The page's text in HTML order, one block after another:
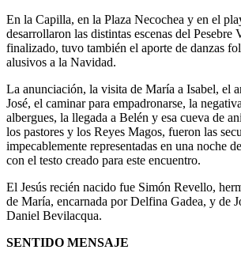
En la Capilla, en la Plaza Necochea y en el
desarrollaron las distintas escenas del Pesebre
finalizado, tuvo también el aporte de danzas
alusivos a la Navidad.
La anunciación, la visita de María a Isabel, el
José, el caminar para empadronarse, la
albergues, la llegada a Belén y esa cueva de
los pastores y los Reyes Magos, fueron las
impecablemente representadas en una noche
con el testo creado para este encuentro.
El Jesús recién nacido fue Simón Revello,
de María, encarnada por Delfina Gadea, y de
Daniel Bevilacqua.
SENTIDO MENSAJE